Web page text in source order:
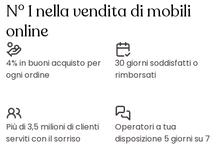
N° 1 nella vendita di mobili
online
4% in buoni acquisto per
ogni ordine
30 giorni soddisfatti o
rimborsati
Più di 3,5 milioni di clienti
serviti con il sorriso
Operatori a tua
disposizione 5 giorni su 7